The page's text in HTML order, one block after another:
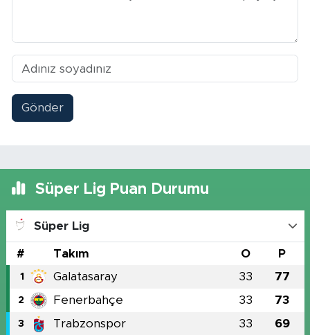
Gönder
Süper Lig Puan Durumu
Süper Lig
# Takım O P
1 Galatasaray 33 77
2 Fenerbahçe 33 73
3 Trabzonspor 33 69